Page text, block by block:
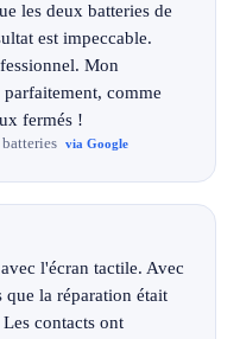
les deux batteries de
est impeccable.
Mon
comme
fermés !
via Google
l'écran tactile. Avec
la réparation était
contacts ont